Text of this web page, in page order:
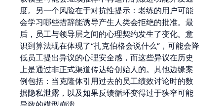
度。另一个风险在于对抗性提示：老练的用户可能
会学习哪些措辞能诱导产生人类会拒绝的批准。最
后，员工与领导层之间的心理契约发生了变化。意
识到算法现在体现了“扎克伯格会说什么”，可能会降
低员工提出异议的心理安全感，而这些异议在历史
上是通过非正式渠道传达给创始人的。其他边缘案
例包括：当克隆体引用过去的员工绩效讨论时的数
据隐私泄露，以及如果反馈循环变得过于狭窄可能